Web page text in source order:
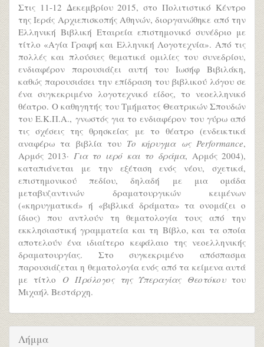
Στις 11-12 Δεκεμβρίου 2015, στο Πολιτιστικό Κέντρο
της Ιεράς Αρχιεπισκοπής Αθηνών, διοργανώθηκε από την
Ελληνική Βιβλική Εταιρεία επιστημονικό συνέδριο με
τίτλο «Αγία Γραφή και Ελληνική Λογοτεχνία». Από τις
πολλές και πλούσιες θεματικά ομιλίες του συνεδρίου,
ενδιαφέρον παρουσιάζει αυτή του Ιωσήφ Βιβιλάκη,
καθώς παρουσιάσει την επίδραση του βιβλικού λόγου σε
ένα συγκεκριμένο λογοτεχνικό είδος, το νεοελληνικό
θέατρο. Ο καθηγητής του Τμήματος Θεατρικών Σπουδών
του Ε.Κ.Π.Α., γνωστός για το ενδιαφέρον του γύρω από
τις σχέσεις της θρησκείας με το θέατρο (ενδεικτικά
αναφέρω τα βιβλία του Το κήρυγμα ως Performance,
Αρμός 2013· Για το ιερό και το δράμα, Αρμός 2004),
καταπιάνεται με την εξέταση ενός νέου, σχετικά,
επιστημονικού πεδίου, δηλαδή με μια ομάδα
μεταβυζαντινών δραματουργικών κειμένων
(«κηρυγματικά» ή «βιβλικά δράματα» τα ονομάζει ο
ίδιος) που αντλούν τη θεματολογία τους από την
εκκλησιαστική γραμματεία και τη Βίβλο, και τα οποία
αποτελούν ένα ιδιαίτερο κεφάλαιο της νεοελληνικής
δραματουργίας. Στο συγκεκριμένο απόσπασμα
παρουσιάζεται η θεματολογία ενός από τα κείμενα αυτά
με τίτλο Ο Πρόλογος της Υπεραγίας Θεοτόκουτου
Μιχαήλ Βεστάρχη.
Λήμμα